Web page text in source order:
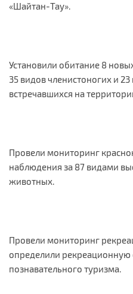
«Шайтан-Тау».
Установили обитание 8
35 видов членистоногих и
встречавшихся на
Провели мониторинг
наблюдения за 87 видами
животных.
Провели мониторинг
определили рекреационную
познавательного туризма.